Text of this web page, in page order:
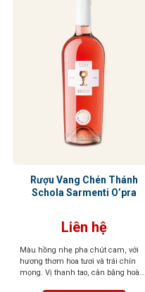
Rượu Vang Chén Thánh
Schola Sarmenti O’pra
Liên hệ
Màu hồng nhẹ pha chút cam, với
hương thơm hoa tươi và trái chín
mọng. Vị thanh tao, cân bằng hoàn